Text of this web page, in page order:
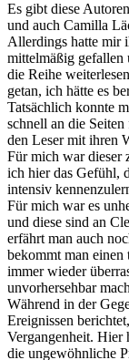
Es gibt diese
und auch Camilla
Allerdings hatte mir
mittelmäßig gefallen
die Reihe
getan, ich hätte es
Tatsächlich konnte
schnell an die
den Leser mit ihren
Für mich war dieser
ich hier das Gefühl,
intensiv
Für mich war es
und diese sind an
erfährt man auch
bekommt man
immer wieder
unvorhersehbar
Während in der
Ereignissen
Vergangenheit. Hier
die ungewöhnliche